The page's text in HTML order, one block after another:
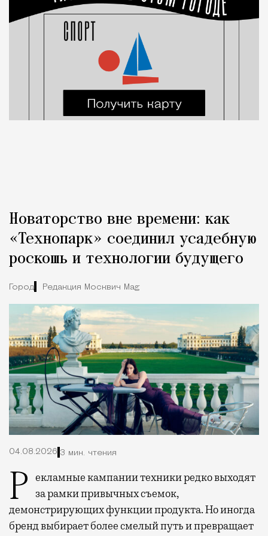
Новаторство вне времени: как
«Технопарк» соединил усадебную
роскошь и технологии будущего
Город Редакция Москвич Mag
04.08.2026 3 мин. чтения
Рекламные кампании техники редко выходят
за рамки привычных съемок,
демонстрирующих функции продукта. Но иногда
бренд выбирает более смелый путь и превращает